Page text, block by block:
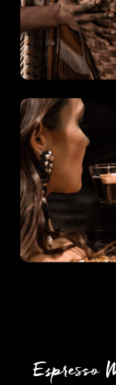
Espresso